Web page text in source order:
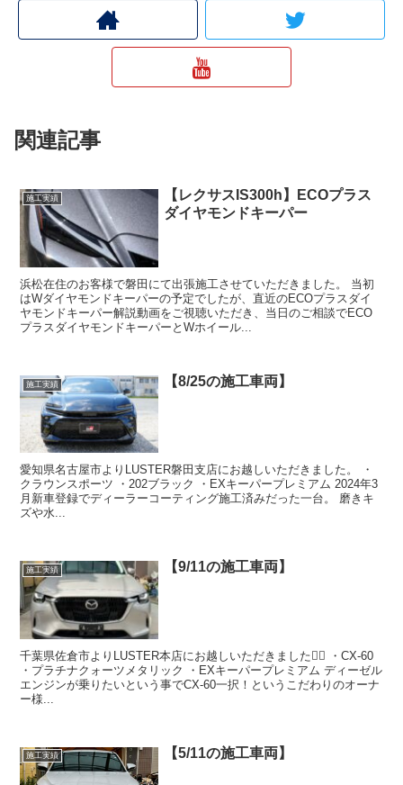
関連記事
施工実績
【レクサスIS300h】ECOプラス
ダイヤモンドキーパー
浜松在住のお客様で磐田にて出張施工させていただきました。 当初
はWダイヤモンドキーパーの予定でしたが、直近のECOプラスダイ
ヤモンドキーパー解説動画をご視聴いただき、当日のご相談でECO
プラスダイヤモンドキーパーとWホイール...
施工実績 【8/25の施工車両】
愛知県名古屋市よりLUSTER磐田支店にお越しいただきました。 ・
クラウンスポーツ ・202ブラック ・EXキーパープレミアム 2024年3
月新車登録でディーラーコーティング施工済みだった一台。 磨きキ
ズや水...
施工実績 【9/11の施工車両】
千葉県佐倉市よりLUSTER本店にお越しいただきました🙇‍♂️ ・CX-60
・プラチナクォーツメタリック ・EXキーパープレミアム ディーゼル
エンジンが乗りたいという事でCX-60一択！というこだわりのオーナ
ー様...
施工実績 【5/11の施工車両】